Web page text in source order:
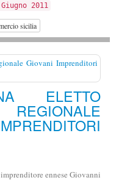
2011
sicilia
ELETTO
ennese Giovanni